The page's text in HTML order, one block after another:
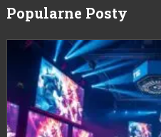
Popularne Posty